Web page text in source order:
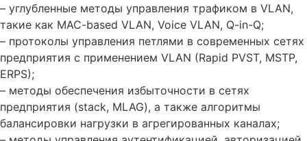
– углубленные методы управления трафиком в VLAN,
такие как MAC-based VLAN, Voice VLAN, Q-in-Q;
– протоколы управления петлями в современных сетях
предприятия с применением VLAN (Rapid PVST, MSTP,
ERPS);
– методы обеспечения избыточности в сетях
предприятия (stack, MLAG), а также алгоритмы
балансировки нагрузки в агрегированных каналах;